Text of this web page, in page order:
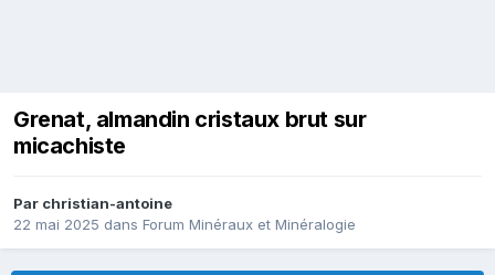
Grenat, almandin cristaux brut sur
micachiste
Par christian-antoine
22 mai 2025 dans Forum Minéraux et Minéralogie